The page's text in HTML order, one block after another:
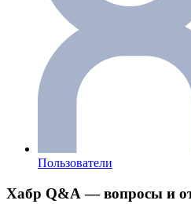
Пользователи
Хабр Q&A — вопросы и